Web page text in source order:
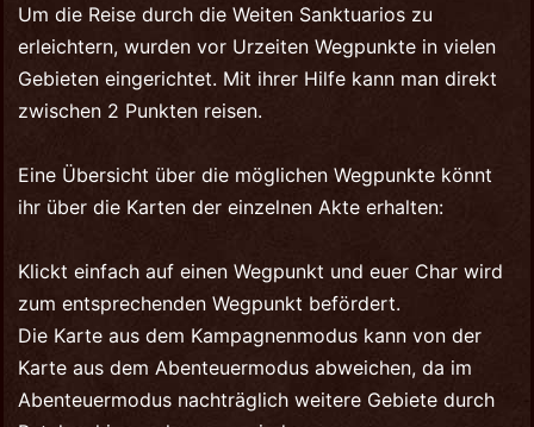
Um die Reise durch die Weiten Sanktuarios zu
erleichtern, wurden vor Urzeiten Wegpunkte in vielen
Gebieten eingerichtet. Mit ihrer Hilfe kann man direkt
zwischen 2 Punkten reisen.
Eine Übersicht über die möglichen Wegpunkte könnt
ihr über die Karten der einzelnen Akte erhalten:
Klickt einfach auf einen Wegpunkt und euer Char wird
zum entsprechenden Wegpunkt befördert.
Die Karte aus dem Kampagnenmodus kann von der
Karte aus dem Abenteuermodus abweichen, da im
Abenteuermodus nachträglich weitere Gebiete durch